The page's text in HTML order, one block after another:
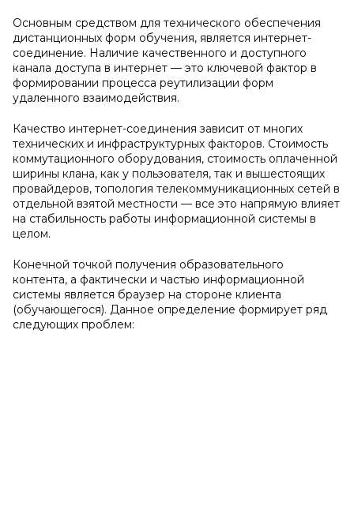
Основным средством для технического обеспечения
дистанционных форм обучения, является интернет-
соединение. Наличие качественного и доступного
канала доступа в интернет — это ключевой фактор в
формировании процесса реутилизации форм
удаленного взаимодействия.
Качество интернет-соединения зависит от многих
технических и инфраструктурных факторов. Стоимость
коммутационного оборудования, стоимость оплаченной
ширины клана, как у пользователя, так и вышестоящих
провайдеров, топология телекоммуникационных сетей в
отдельной взятой местности — все это напрямую влияет
на стабильность работы информационной системы в
целом.
Конечной точкой получения образовательного
контента, а фактически и частью информационной
системы является браузер на стороне клиента
(обучающегося). Данное определение формирует ряд
следующих проблем: